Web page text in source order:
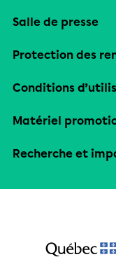
Salle de presse
Protection des
Conditions
Matériel
Recherche et